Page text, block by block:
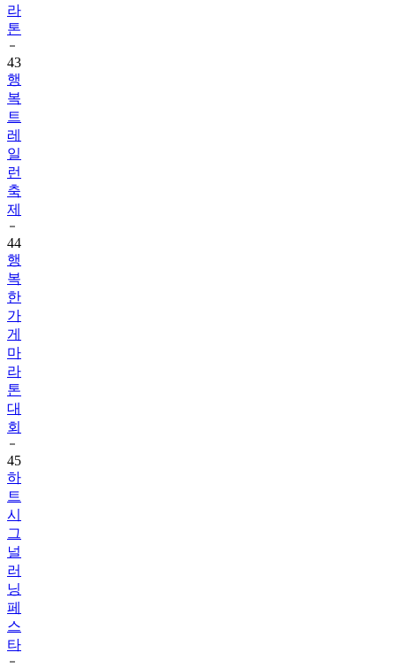
라
톤
43
행
복
트
레
일
런
축
제
44
행
복
한
가
게
마
라
톤
대
회
45
하
트
시
그
널
러
닝
페
스
타